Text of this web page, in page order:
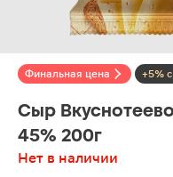
Финальная цена +5%
Сыр
45% 200г
Нет в наличии